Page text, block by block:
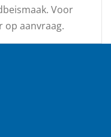
Voor
op aanvraag.